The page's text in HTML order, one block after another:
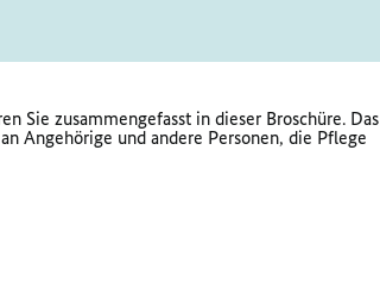
Sie zusammengefasst in dieser Broschüre. Das
Angehörige und andere Personen, die Pflege